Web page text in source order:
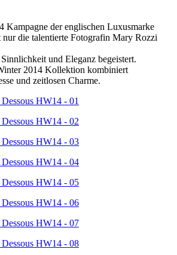
Kampagne der englischen Luxusmarke
die talentierte Fotografin Mary Rozzi
und Eleganz begeistert.
2014 Kollektion kombiniert
und zeitlosen Charme.